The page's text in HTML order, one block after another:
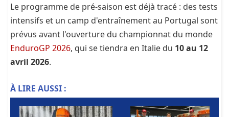
Le programme de pré-saison est déjà tracé : des tests
intensifs et un camp d'entraînement au Portugal sont
prévus avant l'ouverture du championnat du monde
EnduroGP 2026, qui se tiendra en Italie du 10 au 12
avril 2026.
À LIRE AUSSI :